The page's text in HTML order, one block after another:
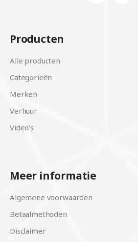
Producten
Alle producten
Categorieën
Merken
Verhuur
Video's
Meer informatie
Algemene voorwaarden
Betaalmethoden
Disclaimer